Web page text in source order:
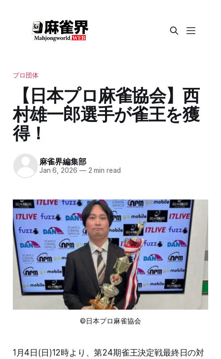
プロ団体
【日本プロ麻雀協会】西
村雄一郎選手が雀王を獲
得！
麻雀界編集部
Jan 6, 2026 —2 min read
©日本プロ麻雀協会
1月4日(日)12時より、第24期雀王決定戦最終日の対